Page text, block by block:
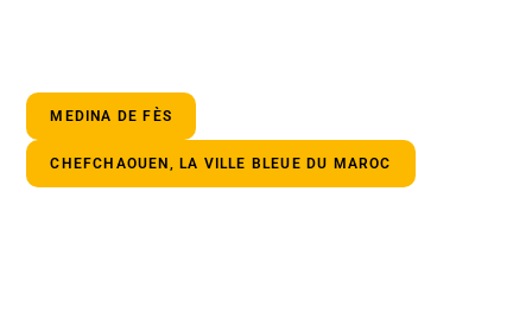
MEDINA DE FÈS
CHEFCHAOUEN, LA VILLE BLEUE DU MAROC